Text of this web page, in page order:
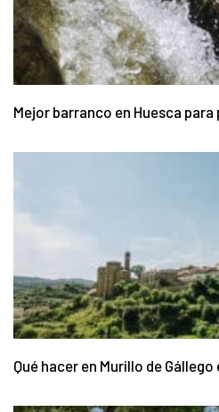
Mejor barranco en Huesca
Qué hacer en Murillo de Gállego